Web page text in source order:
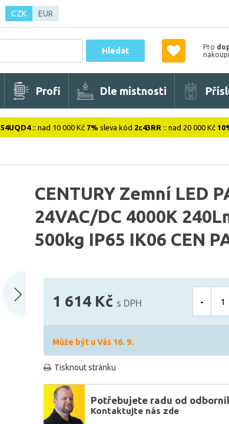
CZK EUR
Hledat Pro
Profi Dle místnosti
54UQD4:: nad 10 000 Kč 7% sleva kód 2c43RR :: nad 20 000 Kč
CENTURY Zemní LED
24VAC/DC 4000K
500kg IP65 IK06 CEN
1 614 Kč s DPH -
Může být u Vás 16. 9.
Tisknout stránku
Potřebujete radu od
Kontaktujte nás zde